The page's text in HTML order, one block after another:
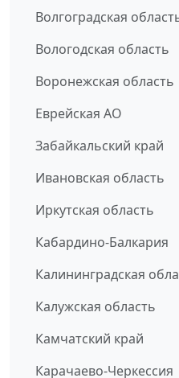
Волгоградская
Вологодская область
Воронежская область
Еврейская АО
Забайкальский край
Ивановская область
Иркутская область
Кабардино-Балкария
Калининградская
Калужская область
Камчатский край
Карачаево-Черкессия